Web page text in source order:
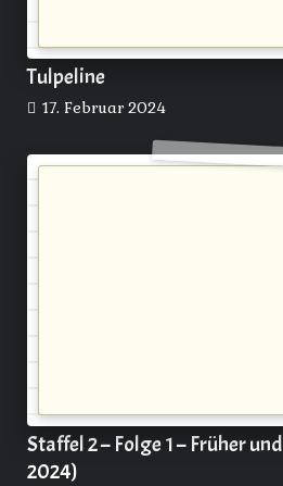
Tulpeline
17. Februar 2024
Staffel 2 – Folge 1 – Früher
2024)